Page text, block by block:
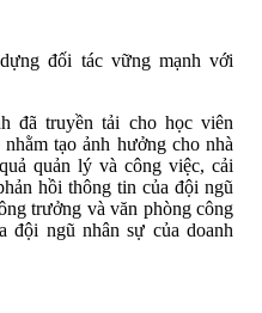
đối tác vững mạnh với
đã truyền tải cho học viên
tạo ảnh hưởng cho nhà
quản lý và công việc, cải
hồi thông tin của đội ngũ
trưởng và văn phòng công
đội ngũ nhân sự của doanh